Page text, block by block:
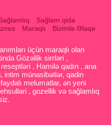
Sağlam qida
Maraqlı Bizimlə Əlaqə
üçün maraqlı olan
Gözəllik sirrləri ,
, Hamilə qadın , ana
intim münasibətlər, qadin
melumatlar, ən yeni
, gozellik və sağlamlıq